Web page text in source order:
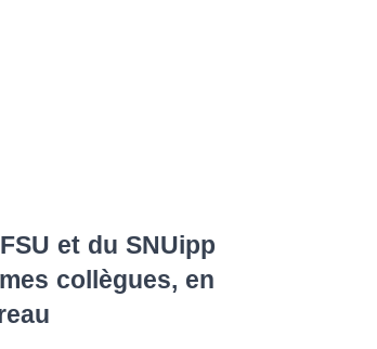
et du SNUipp
collègues, en